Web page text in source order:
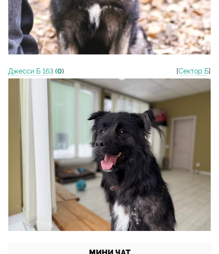
Джесси Б 163 (0) [Сектор Б]